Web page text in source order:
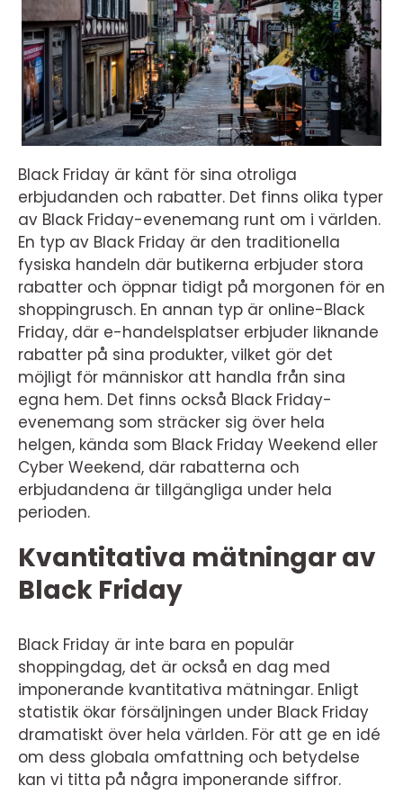
Black Friday är känt för sina otroliga
erbjudanden och rabatter. Det finns olika typer
av Black Friday-evenemang runt om i världen.
En typ av Black Friday är den traditionella
fysiska handeln där butikerna erbjuder stora
rabatter och öppnar tidigt på morgonen för en
shoppingrusch. En annan typ är online-Black
Friday, där e-handelsplatser erbjuder liknande
rabatter på sina produkter, vilket gör det
möjligt för människor att handla från sina
egna hem. Det finns också Black Friday-
evenemang som sträcker sig över hela
helgen, kända som Black Friday Weekend eller
Cyber Weekend, där rabatterna och
erbjudandena är tillgängliga under hela
perioden.
Kvantitativa mätningar av
Black Friday
Black Friday är inte bara en populär
shoppingdag, det är också en dag med
imponerande kvantitativa mätningar. Enligt
statistik ökar försäljningen under Black Friday
dramatiskt över hela världen. För att ge en idé
om dess globala omfattning och betydelse
kan vi titta på några imponerande siffror.